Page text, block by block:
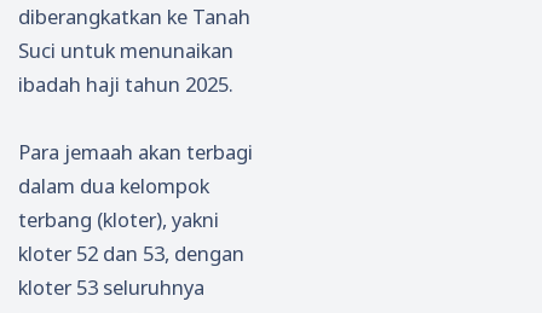
diberangkatkan ke Tanah
Suci untuk menunaikan
ibadah haji tahun 2025.
Para jemaah akan terbagi
dalam dua kelompok
terbang (kloter), yakni
kloter 52 dan 53, dengan
kloter 53 seluruhnya